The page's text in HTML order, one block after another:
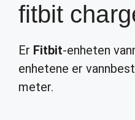
fitbit
Er Fitbit-enheten
enhetene er
meter.